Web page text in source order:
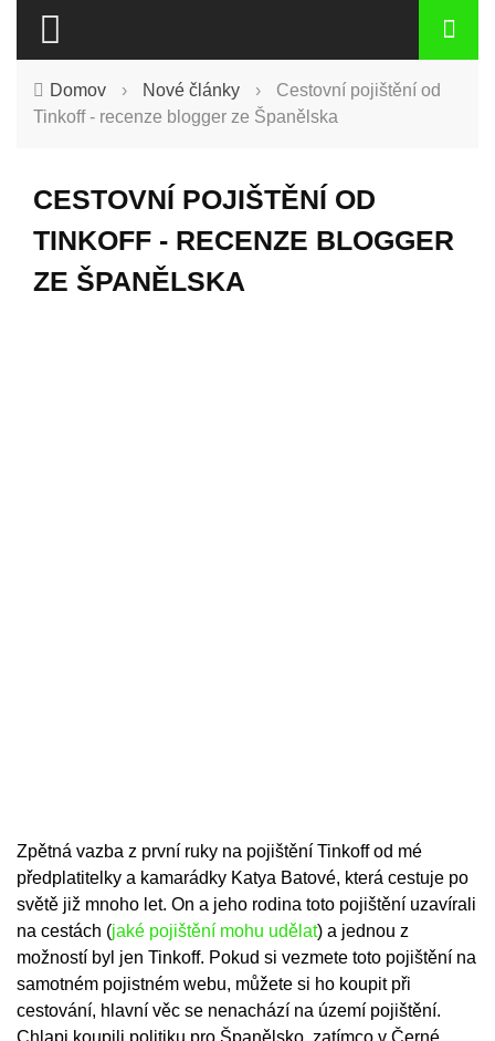
Domov › Nové články ›
Cestovní pojištění od
Tinkoff - recenze blogger ze Španělska
CESTOVNÍ POJIŠTĚNÍ OD
TINKOFF - RECENZE BLOGGER
ZE ŠPANĚLSKA
Zpětná vazba z první ruky na pojištění Tinkoff od mé
předplatitelky a kamarádky Katya Batové, která cestuje po
světě již mnoho let. On a jeho rodina toto pojištění uzavírali
na cestách (jaké pojištění mohu udělat) a jednou z
možností byl jen Tinkoff. Pokud si vezmete toto pojištění na
samotném pojistném webu, můžete si ho koupit při
cestování, hlavní věc se nenachází na území pojištění.
Chlapi koupili politiku pro Španělsko, zatímco v Černé